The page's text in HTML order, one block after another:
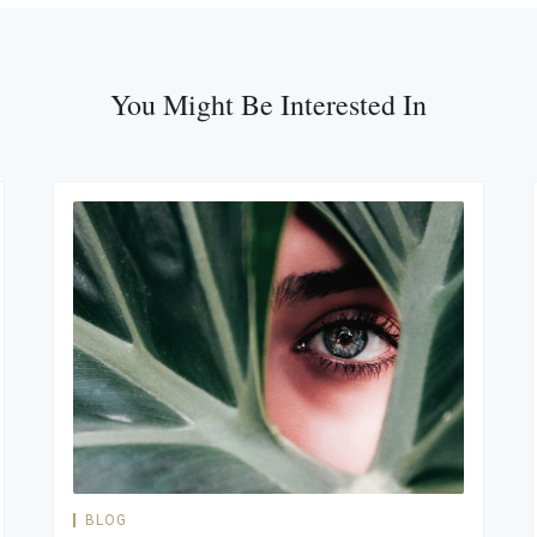
You Might Be Interested In
BLOG